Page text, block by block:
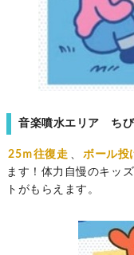
音楽噴水エリア ちび
25ｍ往復走 、 ボール投
ます！体力自慢のキッ
トがもらえます。